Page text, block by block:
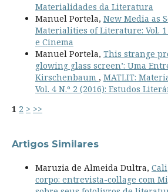
Materialidades da Literatura
Manuel Portela, New Media as
Materialities of Literature: Vol. 1
e Cinema
Manuel Portela, This strange
glowing glass screen’: Uma
Kirschenbaum , MATLIT:
Vol. 4 N.º 2 (2016): Estudos
1 2 > >>
Artigos Similares
Maruzia de Almeida Dultra,
corpo: entrevista-collage com